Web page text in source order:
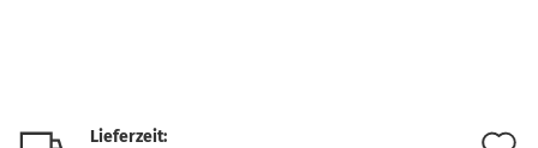
Lieferzeit: